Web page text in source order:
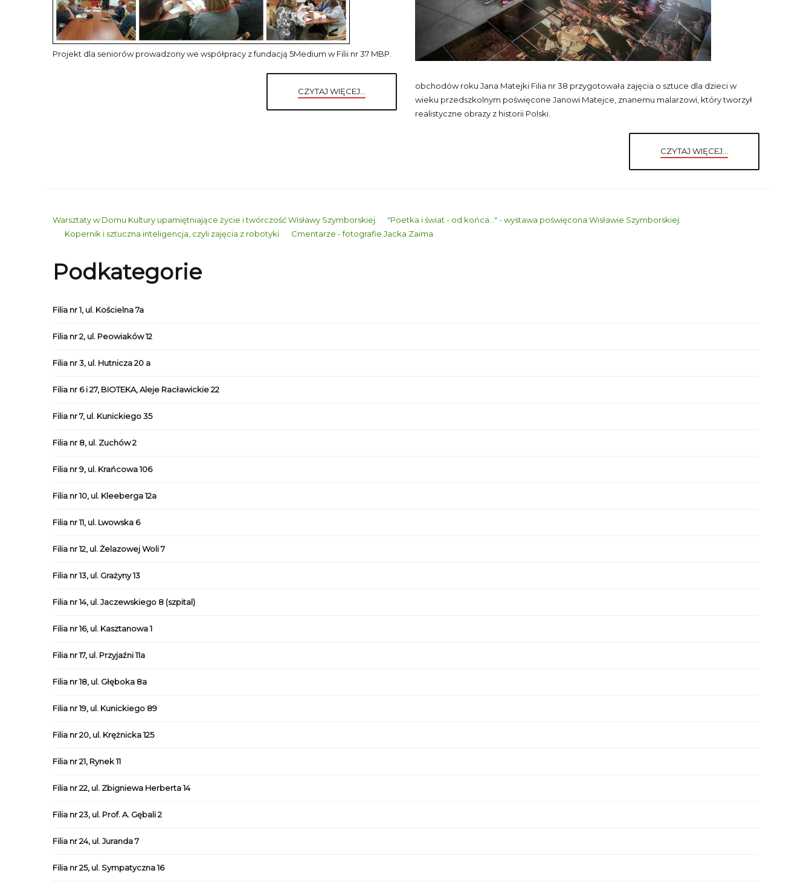
Projekt dla seniorów prowadzony we współpracy z fundacją 5Medium w Filii nr 37 MBP.
CZYTAJ WIĘCEJ...
obchodów roku Jana Matejki Filia nr 38 przygotowała zajęcia o sztuce dla dzieci w
wieku przedszkolnym poświęcone Janowi Matejce, znanemu malarzowi, który tworzył
realistyczne obrazy z historii Polski.
CZYTAJ WIĘCEJ...
Warsztaty w Domu Kultury upamiętniające życie i twórczość Wisławy Szymborskiej
"Poetka i świat - od końca..." - wystawa poświęcona Wisławie Szymborskiej
Kopernik i sztuczna inteligencja, czyli zajęcia z robotyki
Cmentarze - fotografie Jacka Zaima
Podkategorie
Filia nr 1, ul. Kościelna 7a
Filia nr 2, ul. Peowiaków 12
Filia nr 3, ul. Hutnicza 20 a
Filia nr 6 i 27, BIOTEKA, Aleje Racławickie 22
Filia nr 7, ul. Kunickiego 35
Filia nr 8, ul. Zuchów 2
Filia nr 9, ul. Krańcowa 106
Filia nr 10, ul. Kleeberga 12a
Filia nr 11, ul. Lwowska 6
Filia nr 12, ul. Żelazowej Woli 7
Filia nr 13, ul. Grażyny 13
Filia nr 14, ul. Jaczewskiego 8 (szpital)
Filia nr 16, ul. Kasztanowa 1
Filia nr 17, ul. Przyjaźni 11a
Filia nr 18, ul. Głęboka 8a
Filia nr 19, ul. Kunickiego 89
Filia nr 20, ul. Krężnicka 125
Filia nr 21, Rynek 11
Filia nr 22, ul. Zbigniewa Herberta 14
Filia nr 23, ul. Prof. A. Gębali 2
Filia nr 24, ul. Juranda 7
Filia nr 25, ul. Sympatyczna 16